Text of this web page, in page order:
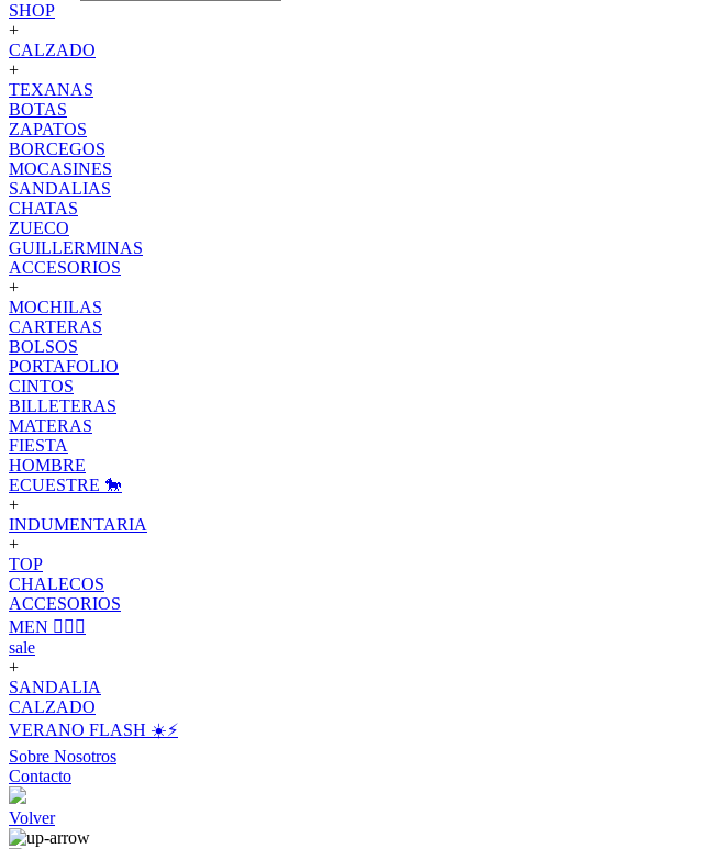
SHOP
+
CALZADO
+
TEXANAS
BOTAS
ZAPATOS
BORCEGOS
MOCASINES
SANDALIAS
CHATAS
ZUECO
GUILLERMINAS
ACCESORIOS
+
MOCHILAS
CARTERAS
BOLSOS
PORTAFOLIO
CINTOS
BILLETERAS
MATERAS
FIESTA
HOMBRE
ECUESTRE 🐎
+
INDUMENTARIA
+
TOP
CHALECOS
ACCESORIOS
MEN 🙋🏽‍♂️
sale
+
SANDALIA
CALZADO
VERANO FLASH ☀️⚡️
Sobre Nosotros
Contacto
Volver